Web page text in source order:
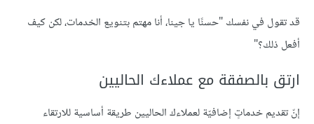
قد تقول في نفسك "حسنًا يا جينا، أنا مهتم بتنويع الخدمات، لكن كيف
أفعل ذلك؟"
ارتق بالصفقة مع عملاءك الحاليين
إنّ تقديم خدماتٍ إضافيّة لعملاءك الحاليين طريقة أساسية للارتقاء